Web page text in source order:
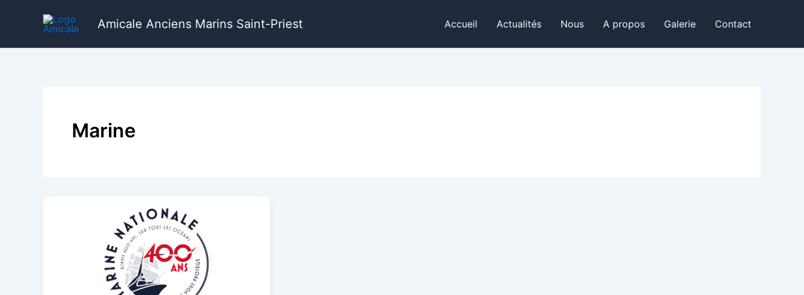
Amicale Anciens Marins Saint-Priest Accueil Actualités Nous A propos Galerie Contact
Marine